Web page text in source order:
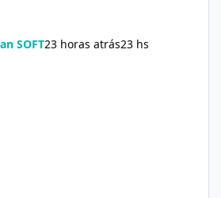
SOFT23 horas atrás23 hs